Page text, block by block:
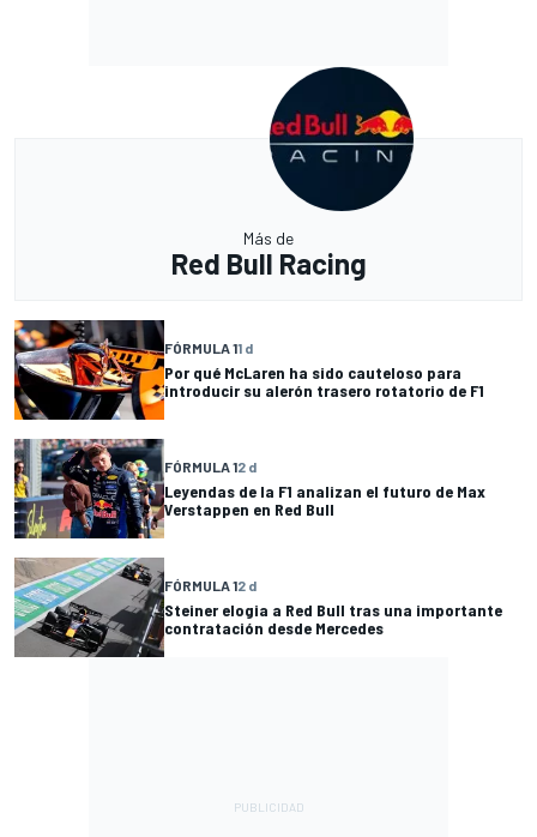
Más de
Red Bull Racing
FÓRMULA 11 d
Por qué McLaren ha sido cauteloso para
introducir su alerón trasero rotatorio de F1
FÓRMULA 12 d
Leyendas de la F1 analizan el futuro de Max
Verstappen en Red Bull
FÓRMULA 12 d
Steiner elogia a Red Bull tras una importante
contratación desde Mercedes